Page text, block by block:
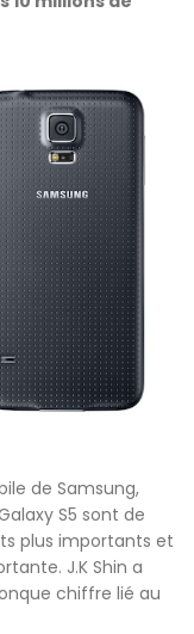
de Samsung,
S5 sont de
plus importants et
J.K Shin a
chiffre lié au